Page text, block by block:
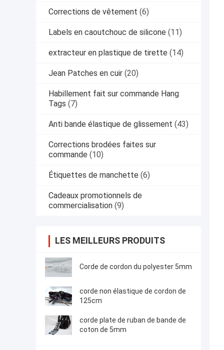
Corrections de vêtement (6)
Labels en caoutchouc de silicone (11)
extracteur en plastique de tirette (14)
Jean Patches en cuir (20)
Habillement fait sur commande Hang
Tags (7)
Anti bande élastique de glissement (43)
Corrections brodées faites sur
commande (10)
Étiquettes de manchette (6)
Cadeaux promotionnels de
commercialisation (9)
LES MEILLEURS PRODUITS
Corde de cordon du polyester 5mm
corde non élastique de cordon de
125cm
corde plate de ruban de bande de
coton de 5mm